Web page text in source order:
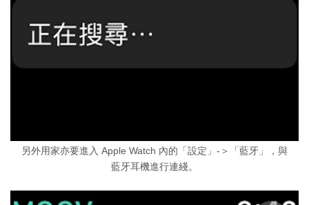
另外用家亦要進入 Apple Watch 內的「設定」-＞「藍牙」，與
藍牙耳機進行連綫。